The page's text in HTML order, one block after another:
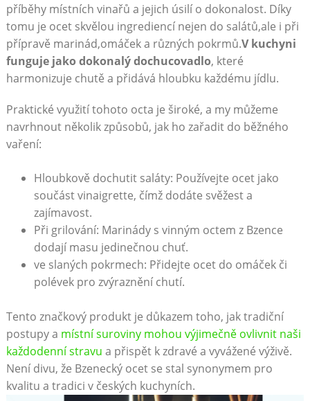
příběhy​ místních⁤ vinařů a jejich úsilí o dokonalost.‍ Díky
tomu ⁢je ocet skvělou​ ingrediencí ⁤nejen do salátů,ale i‍ při
přípravě marinád,omáček a různých‍ pokrmů.V⁤ kuchyni
funguje‌ jako dokonalý dochucovadlo, ⁣které
harmonizuje chutě a přidává⁤ hloubku každému ​jídlu.
Praktické využití tohoto octa je široké, a my‍ můžeme
navrhnout několik ​způsobů, jak ho zařadit do běžného
vaření:
Hloubkově dochutit saláty: ‌Používejte ocet jako
součást vinaigrette, čímž⁣ dodáte svěžest a
zajímavost.
Při​ grilování: ⁢Marinády ‌s vinným octem​ z ​Bzence
⁣dodají masu jedinečnou chuť.
ve slaných ‍pokrmech: Přidejte ocet ​do​ omáček či
polévek pro ​zvýraznění chutí.
Tento značkový⁣ produkt je‍ důkazem toho, jak tradiční⁢
postupy a místní suroviny ⁣mohou výjimečně ‍ovlivnit‌ naši
každodenní stravu a přispět⁢ k zdravé a⁤ vyvážené ⁣výživě.
Není divu, že Bzenecký ocet se stal ‍synonymem ⁤pro
kvalitu a tradici v českých kuchyních.